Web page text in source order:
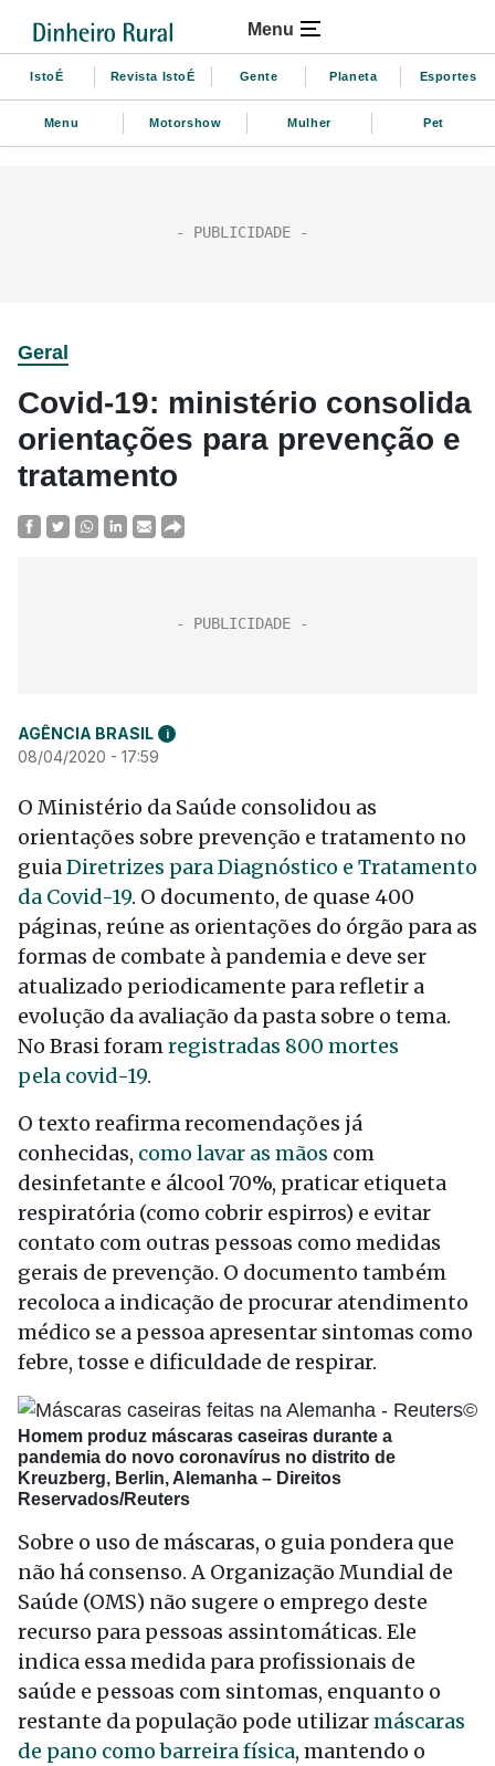
Menu
IstoÉ Revista IstoÉ Gente Planeta Esportes
Menu Motorshow Mulher Pet
Geral
Covid-19: ministério consolida
orientações para prevenção e
tratamento
AGÊNCIA BRASIL i
08/04/2020 - 17:59
O Ministério da Saúde consolidou as
orientações sobre prevenção e tratamento no
guiaDiretrizes para Diagnóstico e Tratamento
da Covid-19. O documento, de quase 400
páginas, reúne as orientações do órgão para as
formas de combate à pandemia e deve ser
atualizado periodicamente para refletir a
evolução da avaliação da pasta sobre o tema.
No Brasi foramregistradas 800 mortes
pela covid-19.
O texto reafirma recomendações já
conhecidas, como lavar as mãos com
desinfetante e álcool 70%, praticar etiqueta
respiratória (como cobrir espirros) e evitar
contato com outras pessoas como medidas
gerais de prevenção. O documento também
recoloca a indicação de procurar atendimento
médico se a pessoa apresentar sintomas como
febre, tosse e dificuldade de respirar.
Homem produz máscaras caseiras durante a
pandemia do novo coronavírus no distrito de
Kreuzberg, Berlin, Alemanha – Direitos
Reservados/Reuters
Sobre o uso de máscaras, o guia pondera que
não há consenso. A Organização Mundial de
Saúde (OMS) não sugere o emprego deste
recurso para pessoas assintomáticas. Ele
indica essa medida para profissionais de
saúde e pessoas com sintomas, enquanto o
restante da população pode utilizarmáscaras
de pano como barreira física, mantendo o